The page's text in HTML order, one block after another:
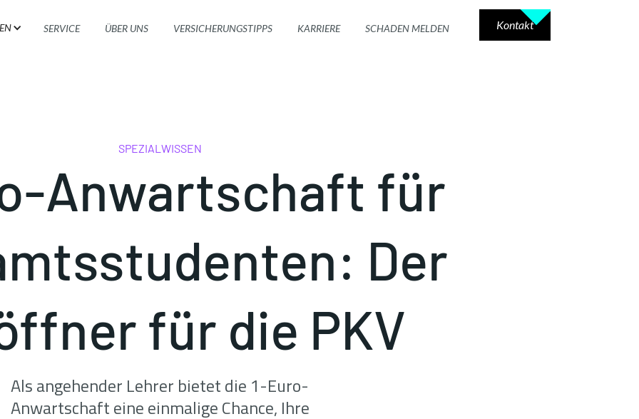
SERVICE ÜBER UNS VERSICHERUNGSTIPPS KARRIERE SCHADEN MELDEN Kontakt
SPEZIALWISSEN
Anwartschaft für
Der
für die PKV
Als angehender Lehrer bietet die 1-Euro-
Anwartschaft eine einmalige Chance, Ihre